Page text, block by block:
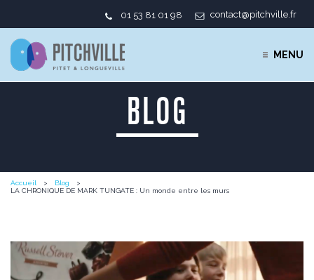
01 53 81 01 98 contact@pitchville.fr
MENU
BLOG
Accueil
Blog
LA CHRONIQUE DE MARK TUNGATE : Un monde entre les murs